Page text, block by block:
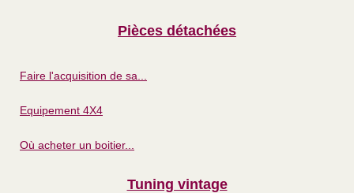
Pièces détachées
Faire l'acquisition de sa...
Equipement 4X4
Où acheter un boitier...
Tuning vintage